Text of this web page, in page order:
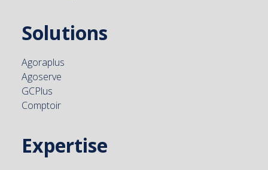
Solutions
Agoraplus
Agoserve
GCPlus
Comptoir
Expertise